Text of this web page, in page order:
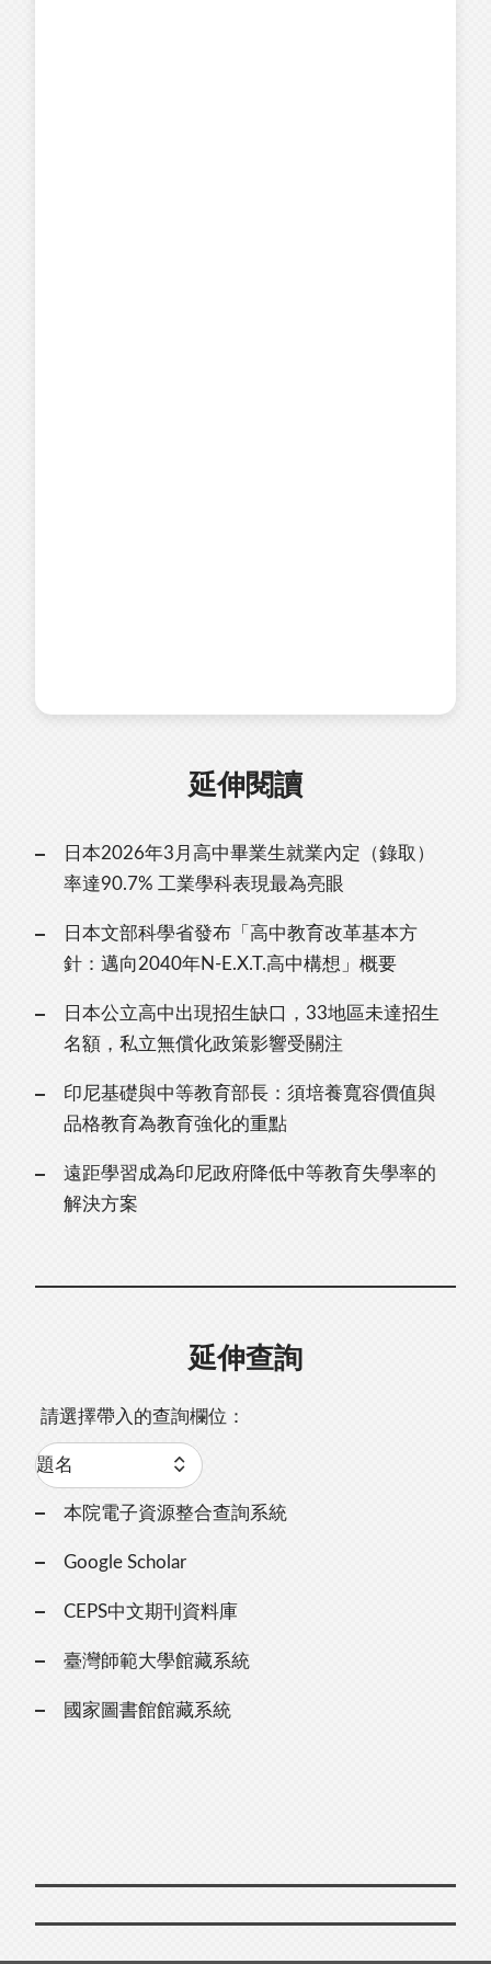
延伸閱讀
日本2026年3月高中畢業生就業內定（錄取）
率達90.7% 工業學科表現最為亮眼
日本文部科學省發布「高中教育改革基本方
針：邁向2040年N-E.X.T.高中構想」概要
日本公立高中出現招生缺口，33地區未達招生
名額，私立無償化政策影響受關注
印尼基礎與中等教育部長：須培養寬容價值與
品格教育為教育強化的重點
遠距學習成為印尼政府降低中等教育失學率的
解決方案
延伸查詢
請選擇帶入的查詢欄位：
本院電子資源整合查詢系統
Google Scholar
CEPS中文期刊資料庫
臺灣師範大學館藏系統
國家圖書館館藏系統